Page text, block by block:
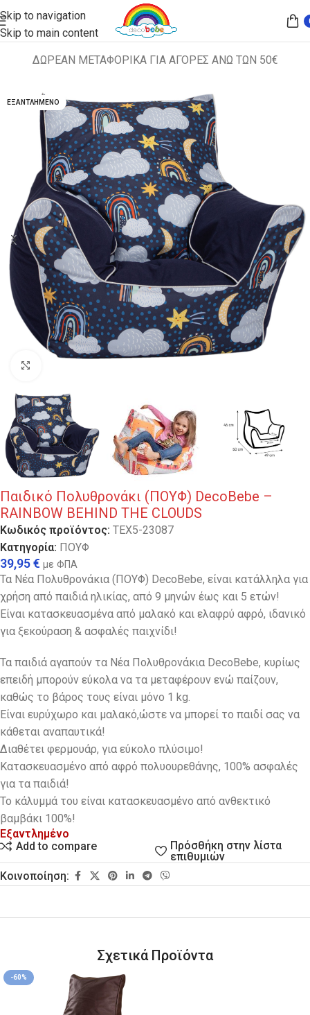
Skip to navigation
Skip to main content
ΔΩΡΕΑΝ ΜΕΤΑΦΟΡΙΚΑ ΓΙΑ ΑΓΟΡΕΣ ΑΝΩ ΤΩΝ 50€
Αρχική σελίδα ΠΑΙΔΙΚΑ ΚΑΘΙΣΜΑΤΑ ΠΟΥΦ
ΕΞΑΝΤΛΗΜΈΝΟ
Παιδικό Πολυθρονάκι (ΠΟΥΦ) DecoBebe –
RAINBOW BEHIND THE CLOUDS
Κωδικός προϊόντος: TEX5-23087
Κατηγορία: ΠΟΥΦ
39,95€ με ΦΠΑ
Τα Νέα Πολυθρονάκια (ΠΟΥΦ) DecoBebe, είναι κατάλληλα για
χρήση από παιδιά ηλικίας, από 9 μηνών έως και 5 ετών!
Είναι κατασκευασμένα από μαλακό και ελαφρύ αφρό, ιδανικό
για ξεκούραση & ασφαλές παιχνίδι!
Τα παιδιά αγαπούν τα Νέα Πολυθρονάκια DecoBebe, κυρίως
επειδή μπορούν εύκολα να τα μεταφέρουν ενώ παίζουν,
καθώς το βάρος τους είναι μόνο 1 kg.
Eίναι ευρύχωρο και μαλακό,ώστε να μπορεί το παιδί σας να
κάθεται αναπαυτικά!
Διαθέτει φερμουάρ, για εύκολο πλύσιμο!
Κατασκευασμένο από αφρό πολυουρεθάνης, 100% ασφαλές
για τα παιδιά!
Το κάλυμμά του είναι κατασκευασμένο από ανθεκτικό
βαμβάκι 100%!
Εξαντλημένο
Add to compare
Πρόσθήκη στην λίστα
επιθυμιών
Κοινοποίηση:
Σχετικά Προϊόντα
-60%